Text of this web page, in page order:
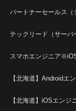
パートナーセールス（
テックリード（サーバ
スマホエンジニア
【北海道】Androidエ
【北海道】iOSエンジ